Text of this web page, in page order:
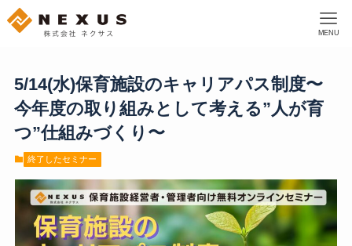
MENU
5/14(水)保育施設のキャリアパス制度〜
今年度の取り組みとして考える”人が育
つ”仕組みづくり〜
終了したセミナー